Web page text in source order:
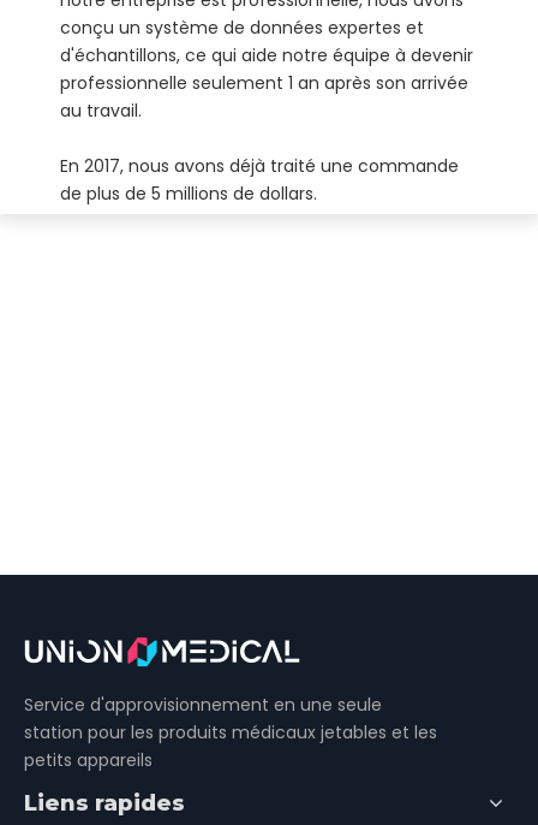
conçu un système de données expertes et
d'échantillons, ce qui aide notre équipe à devenir
professionnelle seulement 1 an après son arrivée
au travail.
En 2017, nous avons déjà traité une commande
de plus de 5 millions de dollars.
Service d'approvisionnement en une seule
station pour les produits médicaux jetables et les
petits appareils
Liens rapides